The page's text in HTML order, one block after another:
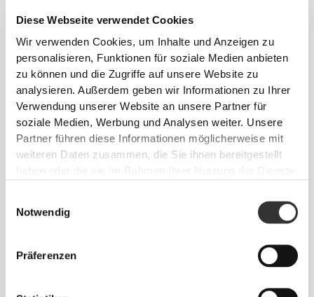
Diese Webseite verwendet Cookies
Wir verwenden Cookies, um Inhalte und Anzeigen zu
personalisieren, Funktionen für soziale Medien anbieten
zu können und die Zugriffe auf unsere Website zu
analysieren. Außerdem geben wir Informationen zu Ihrer
Verwendung unserer Website an unsere Partner für
soziale Medien, Werbung und Analysen weiter. Unsere
Partner führen diese Informationen möglicherweise mit
weiteren Daten zusammen, die Sie ihnen bereitgestellt
Notwendig
Präferenzen
Mittellange Shorts mit
CHF 29.75
Peach Perfect Mittellange
Shorts mit hoher Taille
CHF 16.90
Zughilfen fürs
Gewichtheben aus
Baumwolle x 2
Info und Pflegehinweise
Siehe Größentabelle in der Beschreibung.
Ein Artikel pro Packung